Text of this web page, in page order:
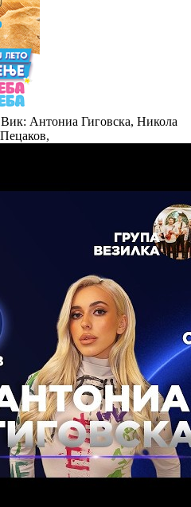
Антониа Гиговска, Никола